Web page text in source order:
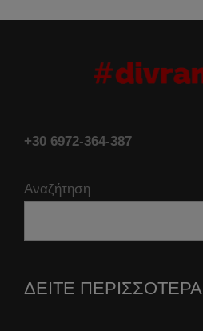
+30 6972-364-387
Αναζήτηση
ΔΕΙΤΕ ΠΕΡΙΣΣΟΤΕΡΑ